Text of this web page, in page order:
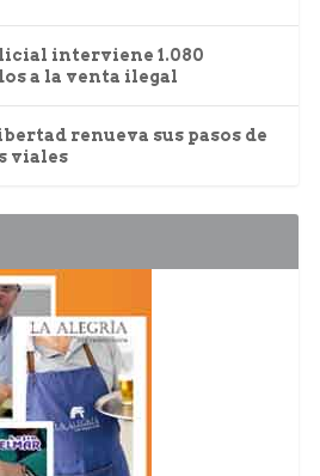
interviene 1.080
a la venta ilegal
renueva sus pasos de
viales